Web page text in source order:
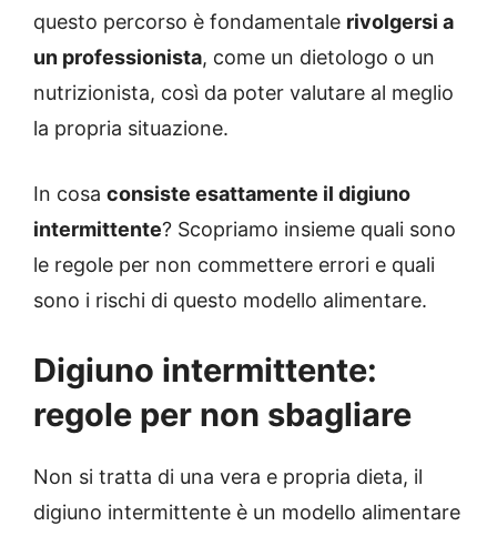
questo percorso è fondamentale rivolgersi a
un professionista, come un dietologo o un
nutrizionista, così da poter valutare al meglio
la propria situazione.
In cosa consiste esattamente il digiuno
intermittente? Scopriamo insieme quali sono
le regole per non commettere errori e quali
sono i rischi di questo modello alimentare.
Digiuno intermittente:
regole per non sbagliare
Non si tratta di una vera e propria dieta, il
digiuno intermittente è un modello alimentare